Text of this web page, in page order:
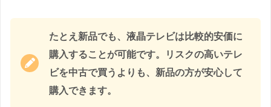
たとえ新品でも、液晶テレビは比較的安価に
購入することが可能です。リスクの高いテレ
ビを中古で買うよりも、新品の方が安心して
購入できます。